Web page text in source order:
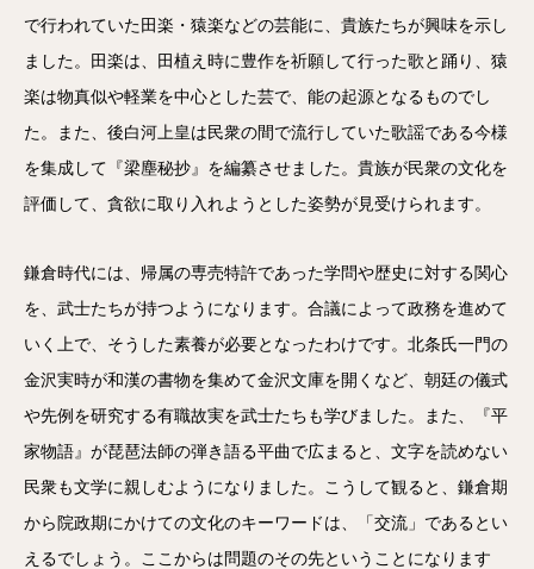
で行われていた田楽・猿楽などの芸能に、貴族たちが興味を示し
ました。田楽は、田植え時に豊作を祈願して行った歌と踊り、猿
楽は物真似や軽業を中心とした芸で、能の起源となるものでし
た。また、後白河上皇は民衆の間で流行していた歌謡である今様
を集成して『梁塵秘抄』を編纂させました。貴族が民衆の文化を
評価して、貪欲に取り入れようとした姿勢が見受けられます。
鎌倉時代には、帰属の専売特許であった学問や歴史に対する関心
を、武士たちが持つようになります。合議によって政務を進めて
いく上で、そうした素養が必要となったわけです。北条氏一門の
金沢実時が和漢の書物を集めて金沢文庫を開くなど、朝廷の儀式
や先例を研究する有職故実を武士たちも学びました。また、『平
家物語』が琵琶法師の弾き語る平曲で広まると、文字を読めない
民衆も文学に親しむようになりました。こうして観ると、鎌倉期
から院政期にかけての文化のキーワードは、「交流」であるとい
えるでしょう。ここからは問題のその先ということになります